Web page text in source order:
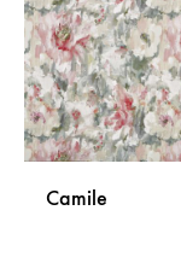
Camile